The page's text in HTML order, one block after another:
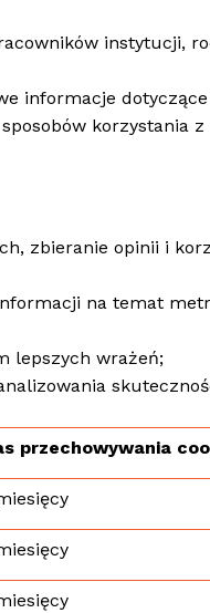
instytucji,
informacje
korzystania
zbieranie opinii i
na temat
lepszych wrażeń;
przechowywania